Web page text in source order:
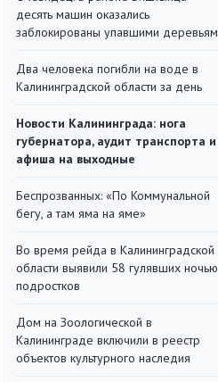
десять машин оказались
заблокированы упавшими
Два человека погибли на воде в
Калининградской области за день
Новости Калининграда: нога
губернатора, аудит транспорта и
афиша на выходные
Беспрозванных: «По Коммунальной
бегу, а там яма на яме»
Во время рейда в Калининградской
области выявили 58 гулявших ночью
подростков
Дом на Зоологической в
Калининграде включили в реестр
объектов культурного наследия